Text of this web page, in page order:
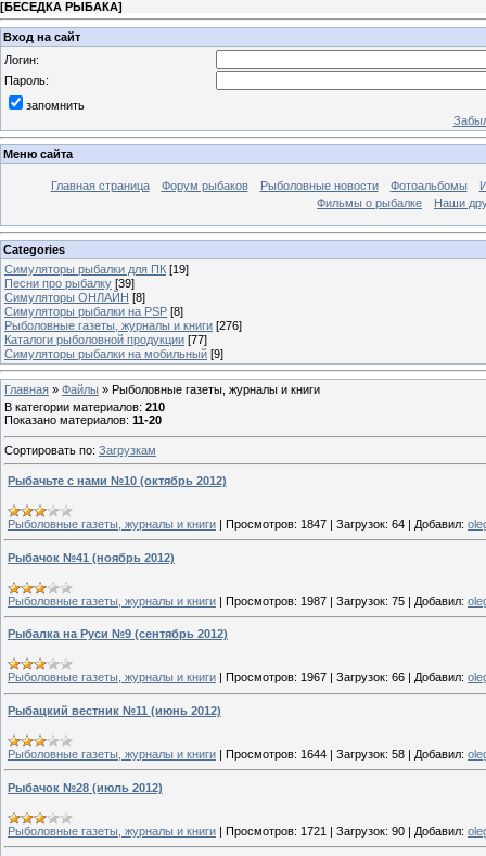
[БЕСЕДКА РЫБАКА]
Вход на сайт
Логин:
Пароль:
запомнить
Меню сайта
Главная страница Форум рыбаков Рыболовные новости Фотоальбомы
Фильмы о рыбалке
Наши
Categories
Симуляторы рыбалки для ПК [19]
Песни про рыбалку [39]
Симуляторы ОНЛАЙН [8]
Симуляторы рыбалки на PSP [8]
Рыболовные газеты, журналы и книги [276]
Каталоги рыболовной продукции [77]
Симуляторы рыбалки на мобильный [9]
Главная » Файлы » Рыболовные газеты, журналы и книги
В категории материалов: 210
Показано материалов: 11-20
Сортировать по: Загрузкам
Рыбачьте с нами №10 (октябрь 2012)
Рыболовные газеты, журналы и книги | Просмотров: 1847 | Загрузок: 64 | Добавил:
Рыбачок №41 (ноябрь 2012)
Рыболовные газеты, журналы и книги | Просмотров: 1987 | Загрузок: 75 | Добавил:
Рыбалка на Руси №9 (сентябрь 2012)
Рыболовные газеты, журналы и книги Просмотров: 1967 Загрузок: 66 Добавил:
Рыбацкий вестник №11 (июнь 2012)
Рыболовные газеты, журналы и книги | Просмотров: 1644 | Загрузок: 58 | Добавил:
Рыбачок №28 (июль 2012)
Рыболовные газеты, журналы и книги | Просмотров: 1721 | Загрузок: 90 | Добавил: